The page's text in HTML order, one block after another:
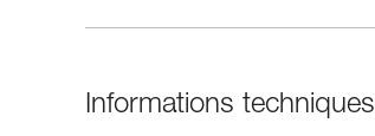
Informations techniques